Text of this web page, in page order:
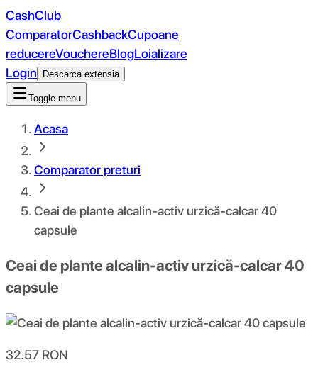
CashClub
ComparatorCashbackCupoane
reducereVouchereBlogLoializare
Login
Descarca extensia
Toggle menu
Acasa
Comparator preturi
Ceai de plante alcalin-activ urzică-calcar 40
capsule
Ceai de plante alcalin-activ urzică-calcar 40
capsule
32.57 RON